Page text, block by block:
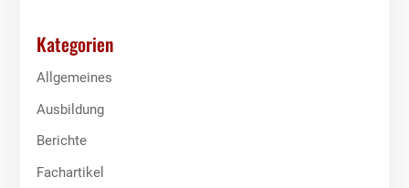
Kategorien
Allgemeines
Ausbildung
Berichte
Fachartikel